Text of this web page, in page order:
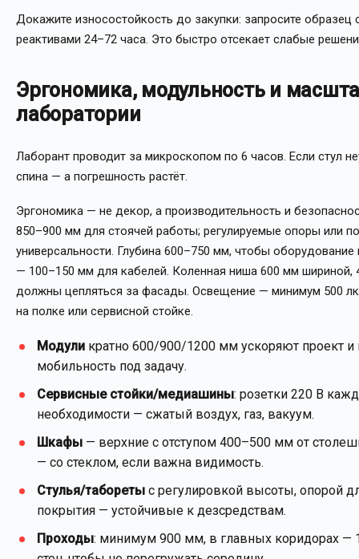
Докажите износостойкость до закупки: запросите
реактивами 24–72 часа. Это быстро отсекает слабые
Эргономика, модульность и
лаборатории
Лаборант проводит за микроскопом по 6 часов. Если стул
спина — а погрешность растёт.
Эргономика — не декор, а производительность и
850–900 мм для стоячей работы; регулируемые опоры или
универсальности. Глубина 600–750 мм, чтобы
— 100–150 мм для кабелей. Коленная ниша 600 мм шириной,
должны цепляться за фасады. Освещение — минимум 500 лк
на полке или сервисной стойке.
Модули кратно 600/900/1200 мм ускоряют проект
мобильность под задачу.
Сервисные стойки/медиашины: розетки 220 В
необходимости — сжатый воздух, газ, вакуум.
Шкафы — верхние с отступом 400–500 мм от
— со стеклом, если важна видимость.
Стулья/табореты с регулировкой высоты, опорой
покрытия — устойчивые к дезсредствам.
Проходы: минимум 900 мм, в главных коридорах